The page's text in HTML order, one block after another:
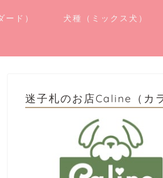
ード） 犬種（ミックス犬）
迷子札のお店Caline（カ